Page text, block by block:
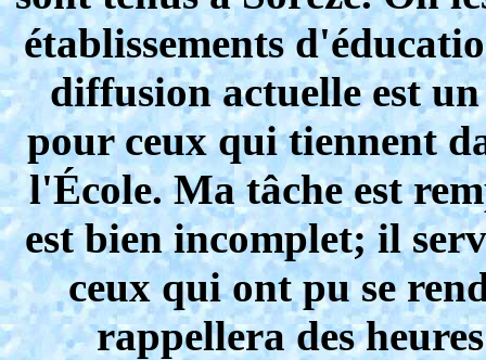
établissements
diffusion actuelle est
pour ceux qui tiennent
l'École. Ma tâche est
est bien incomplet; il
ceux qui ont pu se
rappellera des